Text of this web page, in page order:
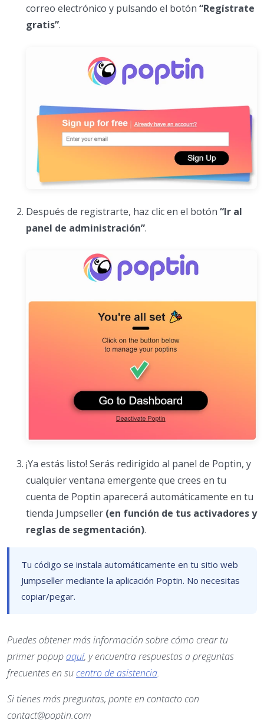
correo electrónico y pulsando el botón “Regístrate
gratis”.
Después de registrarte, haz clic en el botón “Ir al
panel de administración”.
¡Ya estás listo! Serás redirigido al panel de Poptin, y
cualquier ventana emergente que crees en tu
cuenta de Poptin aparecerá automáticamente en tu
tienda Jumpseller (en función de tus activadores y
reglas de segmentación).
Tu código se instala automáticamente en tu sitio web
Jumpseller mediante la aplicación Poptin. No necesitas
copiar/pegar.
Puedes obtener más información sobre cómo crear tu
primer popupaquí, y encuentra respuestas a preguntas
frecuentes en sucentro de asistencia.
Si tienes más preguntas, ponte en contacto con
contact@poptin.com